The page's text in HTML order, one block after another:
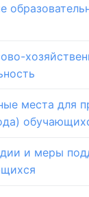
места для
и меры